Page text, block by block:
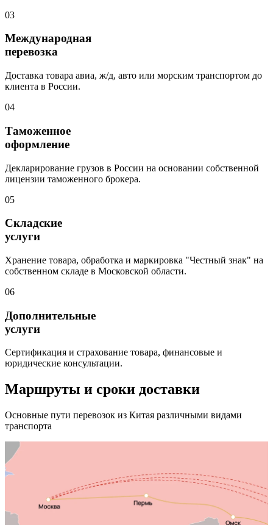
03
Международная
перевозка
Доставка товара авиа, ж/д, авто или морским транспортом до
клиента в России.
04
Таможенное
оформление
Декларирование грузов в России на основании собственной
лицензии таможенного брокера.
05
Складские
услуги
Хранение товара, обработка и маркировка "Честный знак" на
собственном складе в Московской области.
06
Дополнительные
услуги
Сертификация и страхование товара, финансовые и
юридические консультации.
Маршруты и сроки доставки
Основные пути перевозок из Китая различными видами
транспорта